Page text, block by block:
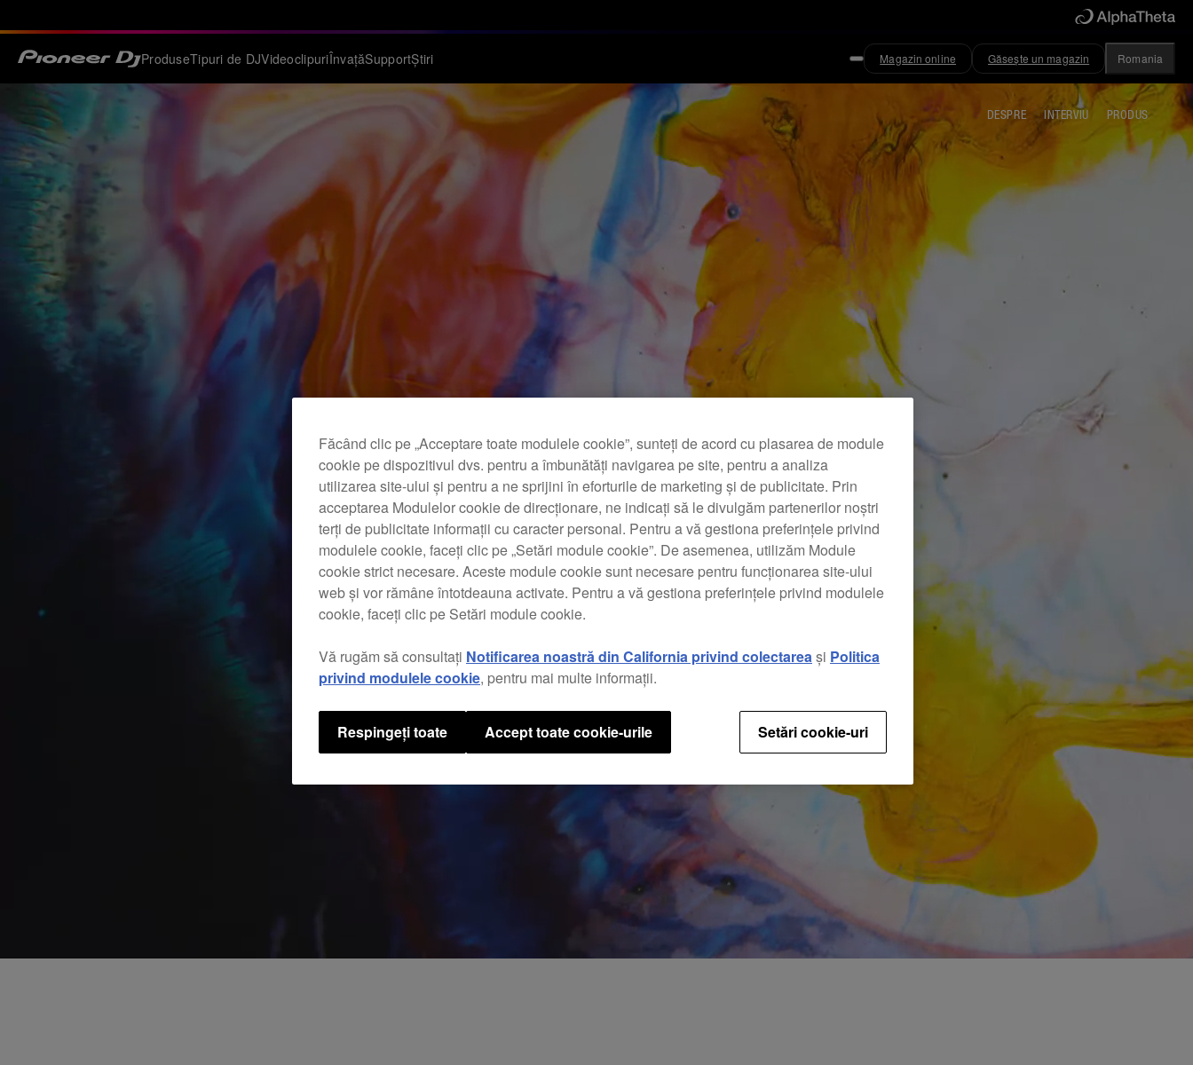
ProduseTipuri de DJVideoclipuriÎnvațăSupportȘtiri Magazin online Găsește un magazin Romania
DESPRE INTERVIU PRODUS
Făcând clic pe „Acceptare toate modulele cookie”, sunteți de acord cu plasarea de module
cookie pe dispozitivul dvs. pentru a îmbunătăți navigarea pe site, pentru a analiza
utilizarea site-ului și pentru a ne sprijini în eforturile de marketing și de publicitate. Prin
acceptarea Modulelor cookie de direcționare, ne indicați să le divulgăm partenerilor noștri
terți de publicitate informații cu caracter personal. Pentru a vă gestiona preferințele privind
modulele cookie, faceți clic pe „Setări module cookie”. De asemenea, utilizăm Module
cookie strict necesare. Aceste module cookie sunt necesare pentru funcționarea site-ului
web și vor rămâne întotdeauna activate. Pentru a vă gestiona preferințele privind modulele
cookie, faceți clic pe Setări module cookie.
Vă rugăm să consultați Notificarea noastră din California privind colectareași Politica
privind modulele cookie, pentru mai multe informații.
Setări cookie-uri
Respingeți toate Accept toate cookie-urile